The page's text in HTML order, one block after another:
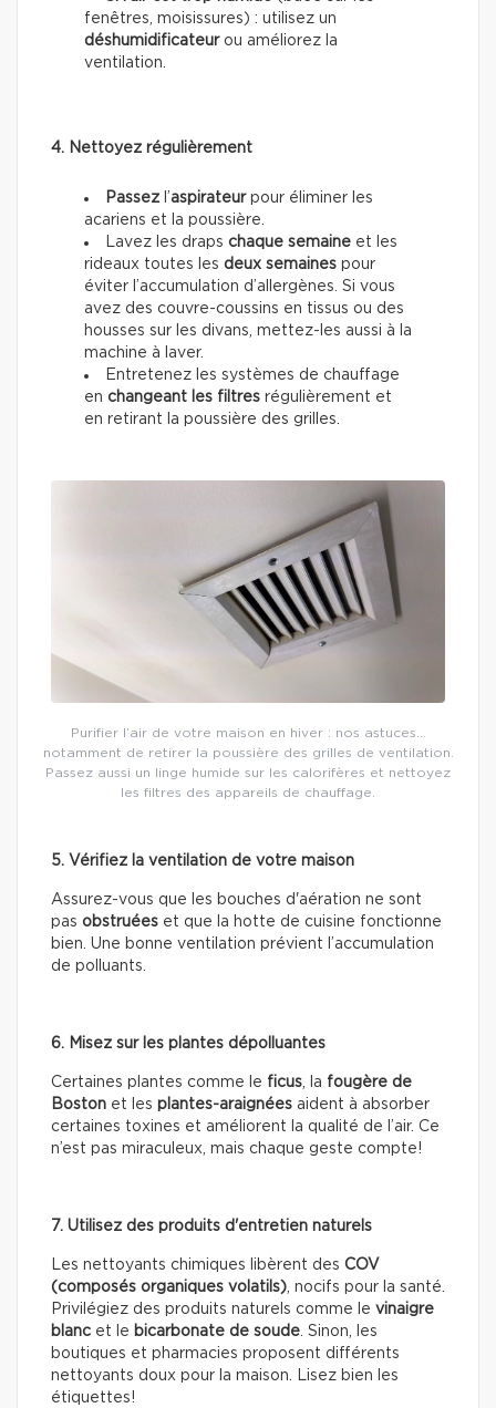
fenêtres, moisissures) : utilisez un
déshumidificateurou améliorez la
ventilation.
4. Nettoyez régulièrement
Passez l’aspirateur pour éliminer les
acariens et la poussière.
Lavez les draps chaque semaine et les
rideaux toutes les deux semaines pour
éviter l’accumulation d’allergènes. Si vous
avez des couvre-coussins en tissus ou des
housses sur les divans, mettez-les aussi à la
machine à laver.
Entretenez les systèmes de chauffage
en changeant les filtres régulièrement et
en retirant la poussière des grilles.
Purifier l’air de votre maison en hiver : nos astuces…
notamment de retirer la poussière des grilles de ventilation.
Passez aussi un linge humide sur les calorifères et nettoyez
les filtres des appareils de chauffage.
5. Vérifiez la ventilation de votre maison
Assurez-vous que les bouches d'aération ne sont
pas obstruées et que la hotte de cuisine fonctionne
bien. Une bonne ventilation prévient l’accumulation
de polluants.
6. Misez sur les plantes dépolluantes
Certaines plantes comme le ficus , la fougère de
Boston et les plantes-araignées aident à absorber
certaines toxines et améliorent la qualité de l’air. Ce
n’est pas miraculeux, mais chaque geste compte!
7. Utilisez des produits d'entretien naturels
Les nettoyants chimiques libèrent des COV
(composés organiques volatils) , nocifs pour la santé.
Privilégiez des produits naturels comme le vinaigre
blanc et le bicarbonate de soude . Sinon, les
boutiques et pharmacies proposent différents
nettoyants doux pour la maison. Lisez bien les
étiquettes!